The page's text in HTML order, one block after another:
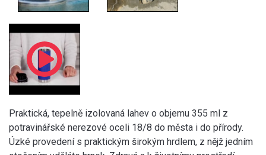
Praktická, tepelně izolovaná lahev o objemu 355 ml z
potravinářské nerezové oceli 18/8 do města i do přírody.
Úzké provedení s praktickým širokým hrdlem, z nějž jedním